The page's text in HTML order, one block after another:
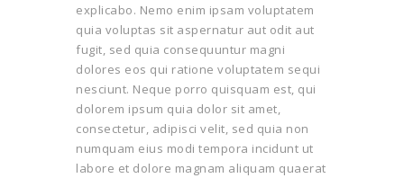
explicabo. Nemo enim ipsam voluptatem
quia voluptas sit aspernatur aut odit aut
fugit, sed quia consequuntur magni
dolores eos qui ratione voluptatem sequi
nesciunt. Neque porro quisquam est, qui
dolorem ipsum quia dolor sit amet,
consectetur, adipisci velit, sed quia non
numquam eius modi tempora incidunt ut
labore et dolore magnam aliquam quaerat